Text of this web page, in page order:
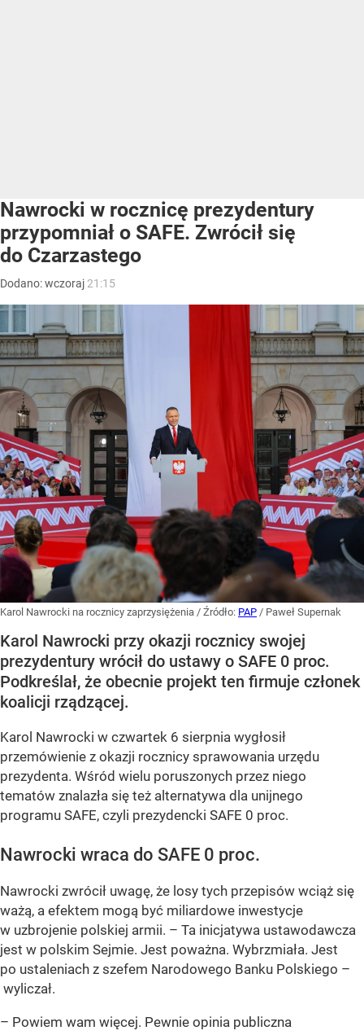
Nawrocki w rocznicę prezydentury
przypomniał o SAFE. Zwrócił się
do Czarzastego
Dodano:wczoraj 21:15
Karol Nawrocki na rocznicy zaprzysiężenia / Źródło: PAP / Paweł Supernak
Karol Nawrocki przy okazji rocznicy swojej
prezydentury wrócił do ustawy o SAFE 0 proc.
Podkreślał, że obecnie projekt ten firmuje członek
koalicji rządzącej.
Karol Nawrocki w czwartek 6 sierpnia wygłosił
przemówienie z okazji rocznicy sprawowania urzędu
prezydenta. Wśród wielu poruszonych przez niego
tematów znalazła się też alternatywa dla unijnego
programu SAFE, czyli prezydencki SAFE 0 proc.
Nawrocki wraca do SAFE 0 proc.
Nawrocki zwrócił uwagę, że losy tych przepisów wciąż się
ważą, a efektem mogą być miliardowe inwestycje
w uzbrojenie polskiej armii. – Ta inicjatywa ustawodawcza
jest w polskim Sejmie. Jest poważna. Wybrzmiała. Jest
po ustaleniach z szefem Narodowego Banku Polskiego –
wyliczał.
– Powiem wam więcej. Pewnie opinia publiczna